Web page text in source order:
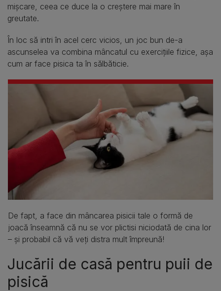
mișcare, ceea ce duce la o creștere mai mare în
greutate.
În loc să intri în acel cerc vicios, un joc bun de-a
ascunselea va combina mâncatul cu exercițiile fizice, așa
cum ar face pisica ta în sălbăticie.
De fapt, a face din mâncarea pisicii tale o formă de
joacă înseamnă că nu se vor plictisi niciodată de cina lor
– și probabil că vă veți distra mult împreună!
Jucării de casă pentru puii de
pisică